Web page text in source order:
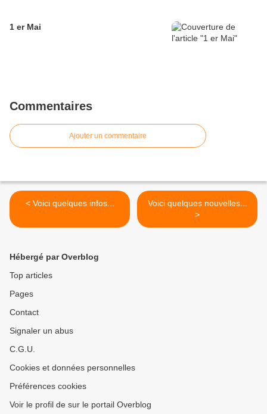
1 er Mai
Commentaires
Ajouter un commentaire
< Voici quelques infos...
Voici quelques nouvelles...
>
Hébergé par Overblog
Top articles
Pages
Contact
Signaler un abus
C.G.U.
Cookies et données personnelles
Préférences cookies
Voir le profil de sur le portail Overblog